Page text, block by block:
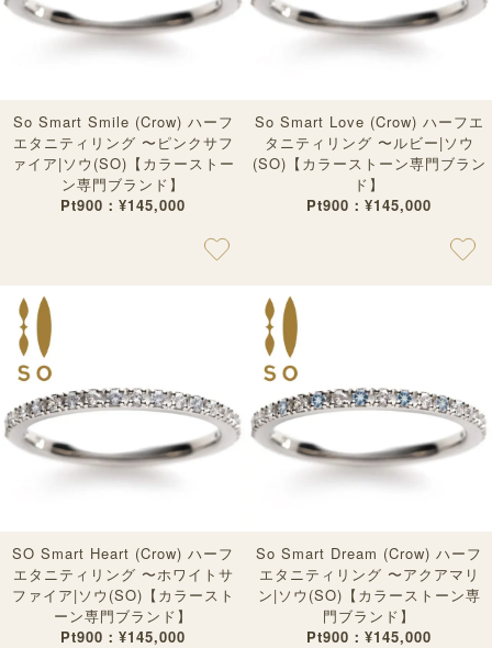
So Smart Smile (Crow) ハーフ
エタニティリング 〜ピンクサフ
ァイア|ソウ(SO)【カラーストー
ン専門ブランド】
Pt900：¥145,000
So Smart Love (Crow) ハーフエ
タニティリング 〜ルビー|ソウ
(SO)【カラーストーン専門ブラン
ド】
Pt900：¥145,000
SO Smart Heart (Crow) ハーフ
エタニティリング 〜ホワイトサ
ファイア|ソウ(SO)【カラースト
ーン専門ブランド】
Pt900：¥145,000
So Smart Dream (Crow) ハーフ
エタニティリング 〜アクアマリ
ン|ソウ(SO)【カラーストーン専
門ブランド】
Pt900：¥145,000